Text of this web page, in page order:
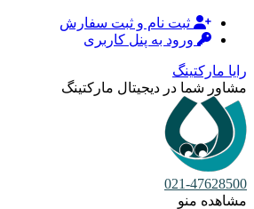
ثبت نام و ثبت سفارش
ورود به پنل کاربری
رایا مارکتینگ
مشاور شما در دیجیتال مارکتینگ
021-47628500
مشاهده منو